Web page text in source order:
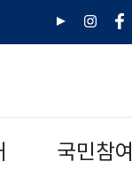
유
인
페
국민참여